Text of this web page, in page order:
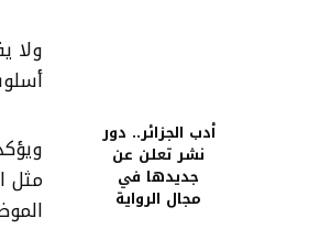
أدب الجزائر.. دور
نشر تعلن عن
جديدها في
مجال الرواية
ولا
مثل